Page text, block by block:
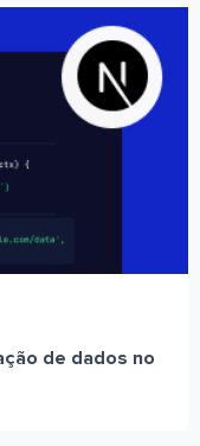
de dados no